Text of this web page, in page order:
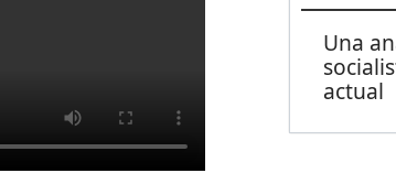
Una
actual